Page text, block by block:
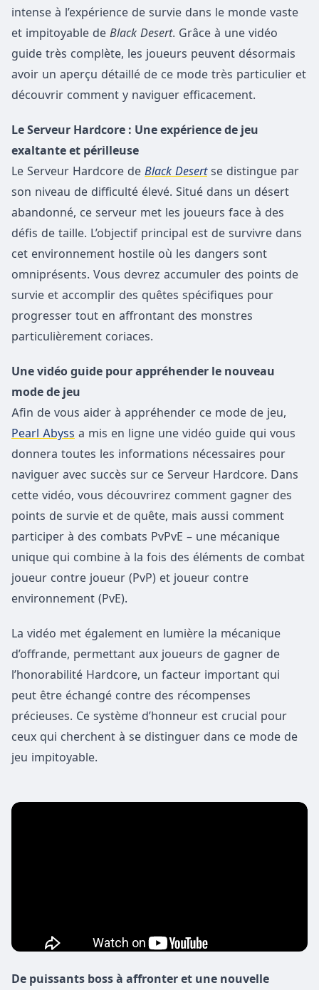
intense à l’expérience de survie dans le monde vaste
et impitoyable de Black Desert. Grâce à une vidéo
guide très complète, les joueurs peuvent désormais
avoir un aperçu détaillé de ce mode très particulier et
découvrir comment y naviguer efficacement.
Le Serveur Hardcore : Une expérience de jeu
exaltante et périlleuse
Le Serveur Hardcore de Black Desertse distingue par
son niveau de difficulté élevé. Situé dans un désert
abandonné, ce serveur met les joueurs face à des
défis de taille. L’objectif principal est de survivre dans
cet environnement hostile où les dangers sont
omniprésents. Vous devrez accumuler des points de
survie et accomplir des quêtes spécifiques pour
progresser tout en affrontant des monstres
particulièrement coriaces.
Une vidéo guide pour appréhender le nouveau
mode de jeu
Afin de vous aider à appréhender ce mode de jeu,
Pearl Abyss a mis en ligne une vidéo guide qui vous
donnera toutes les informations nécessaires pour
naviguer avec succès sur ce Serveur Hardcore. Dans
cette vidéo, vous découvrirez comment gagner des
points de survie et de quête, mais aussi comment
participer à des combats PvPvE – une mécanique
unique qui combine à la fois des éléments de combat
joueur contre joueur (PvP) et joueur contre
environnement (PvE).
La vidéo met également en lumière la mécanique
d’offrande, permettant aux joueurs de gagner de
l’honorabilité Hardcore, un facteur important qui
peut être échangé contre des récompenses
précieuses. Ce système d’honneur est crucial pour
ceux qui cherchent à se distinguer dans ce mode de
jeu impitoyable.
De puissants boss à affronter et une nouvelle